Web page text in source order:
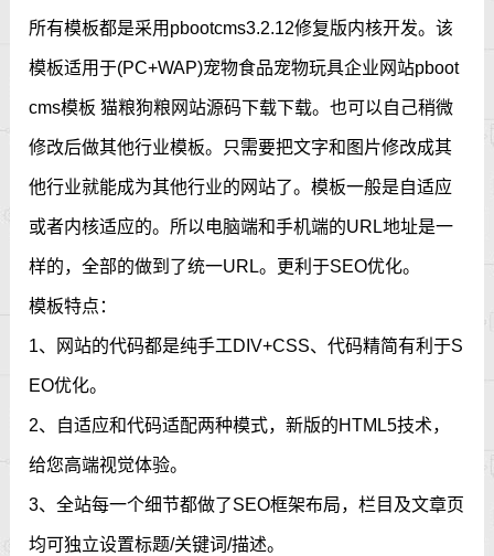
所有模板都是采用pbootcms3.2.12修复版内核开发。该
模板适用于(PC+WAP)宠物食品宠物玩具企业网站pboot
cms模板 猫粮狗粮网站源码下载下载。也可以自己稍微
修改后做其他行业模板。只需要把文字和图片修改成其
他行业就能成为其他行业的网站了。模板一般是自适应
或者内核适应的。所以电脑端和手机端的URL地址是一
样的，全部的做到了统一URL。更利于SEO优化。
模板特点：
1、网站的代码都是纯手工DIV+CSS、代码精简有利于S
EO优化。
2、自适应和代码适配两种模式，新版的HTML5技术，
给您高端视觉体验。
3、全站每一个细节都做了SEO框架布局，栏目及文章页
均可独立设置标题/关键词/描述。